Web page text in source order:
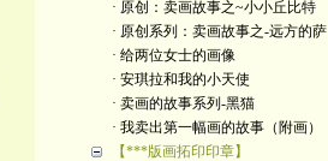
· 原创：卖画故事之~小小丘比特
· 原创系列：卖画故事之-远方的萨
· 给两位女士的画像
· 安琪拉和我的小天使
· 卖画的故事系列-黑猫
· 我卖出第一幅画的故事（附画）
【***版画拓印印章】